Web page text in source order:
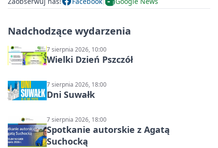
Nadchodzące wydarzenia
7 sierpnia 2026, 10:00
Wielki Dzień Pszczół
7 sierpnia 2026, 18:00
Dni Suwałk
7 sierpnia 2026, 18:00
Spotkanie autorskie z Agatą
Suchocką